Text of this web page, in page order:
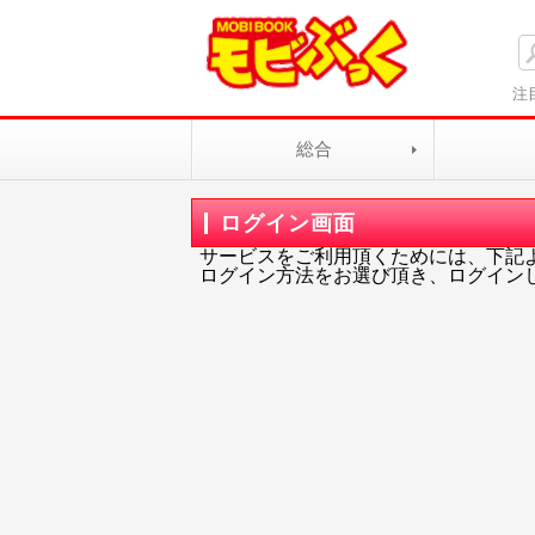
注
総合
ログイン画面
サービスをご利用頂くためには、下記
ログイン方法をお選び頂き、ログイン